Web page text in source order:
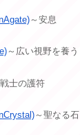
～安息
～広い視野を養う
士の護符
～聖なる石